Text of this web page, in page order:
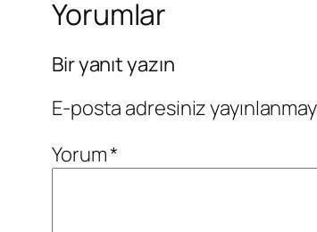
Yorumlar
Bir yanıt yazın
E-posta adresiniz
Yorum*